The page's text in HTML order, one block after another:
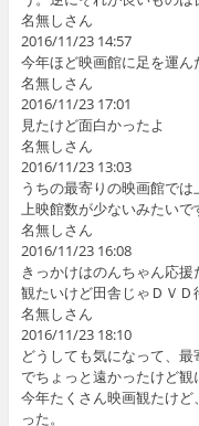
名無しさん
2016/11/23 14:57
今年ほど映画館に足を運ん
名無しさん
2016/11/23 17:01
見たけど面白かったよ
名無しさん
2016/11/23 13:03
うちの最寄りの映画館では
上映館数が少ないみたい
名無しさん
2016/11/23 16:08
きっかけはのんちゃん応
観たいけど田舎じゃＤＶＤ
名無しさん
2016/11/23 18:10
どうしても気になって、
でちょっと遠かったけど観
今年たくさん映画観たけ
った。